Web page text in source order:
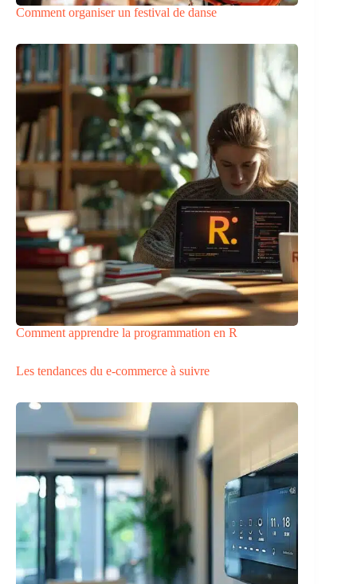
Comment organiser un festival de danse
Comment apprendre la programmation en R
Les tendances du e-commerce à suivre